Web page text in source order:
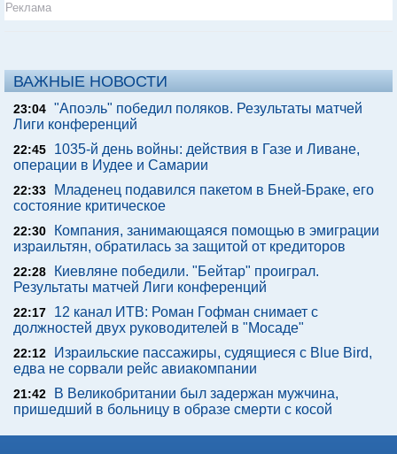
Реклама
ВАЖНЫЕ НОВОСТИ
23:04 "Апоэль" победил поляков. Результаты матчей
Лиги конференций
22:45
1035-й день войны: действия в Газе и Ливане,
операции в Иудее и Самарии
22:33
Младенец подавился пакетом в Бней-Браке, его
состояние критическое
22:30
Компания, занимающаяся помощью в эмиграции
израильтян, обратилась за защитой от кредиторов
22:28
Киевляне победили. "Бейтар" проиграл.
Результаты матчей Лиги конференций
22:17
12 канал ИТВ: Роман Гофман снимает с
должностей двух руководителей в "Мосаде"
22:12
Израильские пассажиры, судящиеся с Blue Bird,
едва не сорвали рейс авиакомпании
21:42
В Великобритании был задержан мужчина,
пришедший в больницу в образе смерти с косой